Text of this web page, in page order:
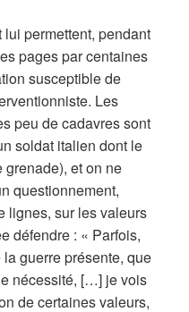
lui permettent, pendant
pages par centaines
susceptible de
Les
peu de cadavres sont
soldat italien dont le
grenade), et on ne
questionnement,
lignes, sur les valeurs
défendre : « Parfois,
guerre présente, que
nécessité, […] je vois
de certaines valeurs,